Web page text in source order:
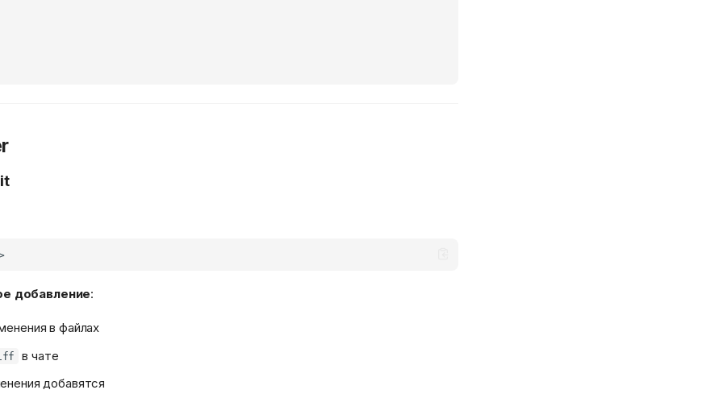
@diff <вопрос>
добавление:
в файлах
в чате
добавятся